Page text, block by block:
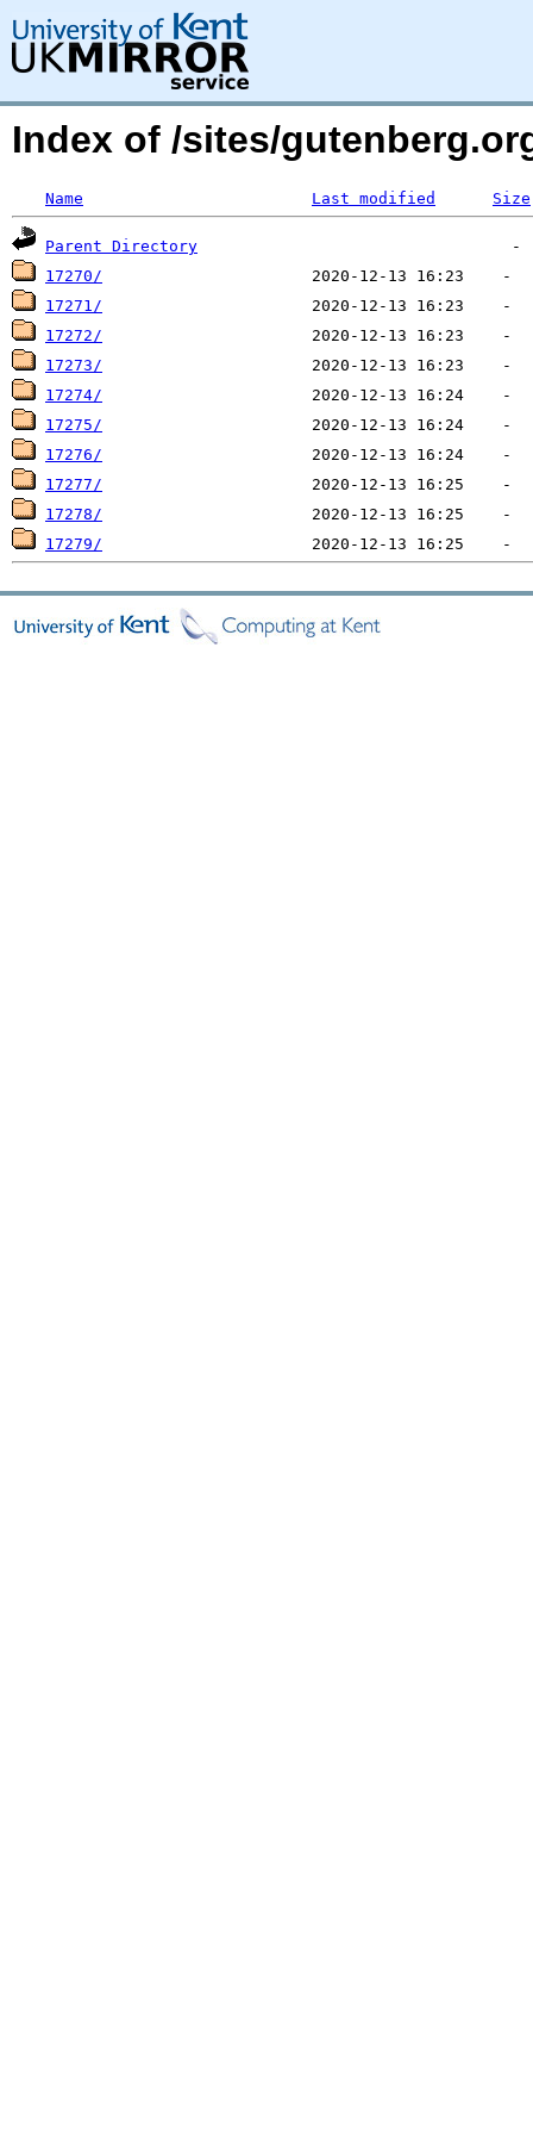
Index of /sites/
Name Last modified Size
Parent Directory
17270/
17271/
17272/
17273/
17274/
17275/
17276/
17277/
17278/
17279/